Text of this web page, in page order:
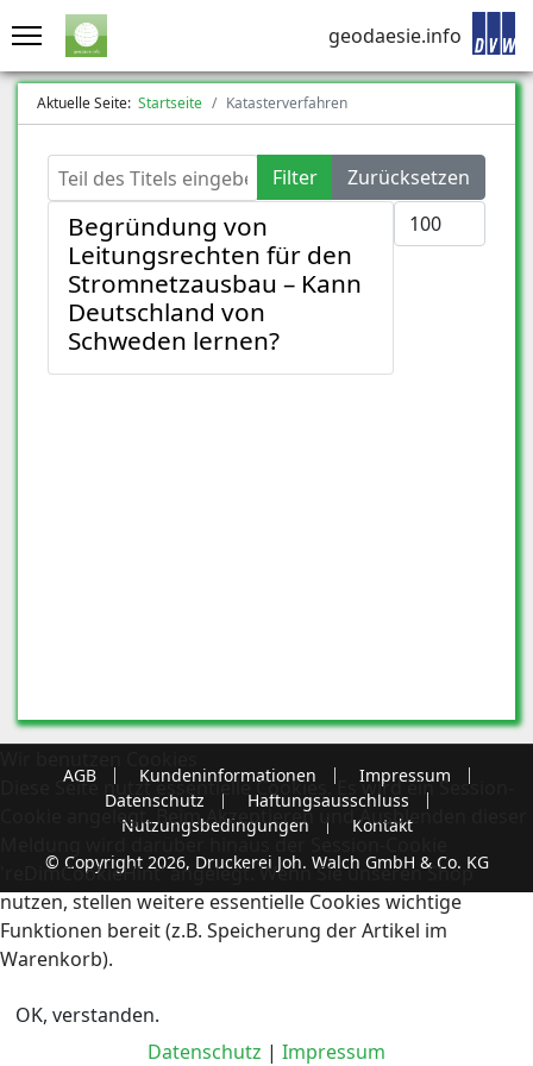
geodaesie.info
Aktuelle Seite: Startseite Katasterverfahren
Teil des Titels eingeben Filter
Zurücksetzen
Anzeige #
Begründung von
Leitungsrechten für den
Stromnetzausbau – Kann
Deutschland von
Schweden lernen?
AGB Kundeninformationen
Impressum
Datenschutz
Haftungsausschluss
Nutzungsbedingungen
Kontakt
© Copyright 2026, Druckerei Joh. Walch GmbH & Co. KG
Diese Seite nutzt essentielle Cookies. Es wird ein Session-
Cookie angelegt. Beim Akzeptieren und Ausblenden dieser
Meldung wird darüber hinaus der Session-Cookie
'reDimCookieHint' angelegt. Wenn Sie unseren Shop
nutzen, stellen weitere essentielle Cookies wichtige
Funktionen bereit (z.B. Speicherung der Artikel im
Warenkorb).
OK, verstanden.
Datenschutz | Impressum